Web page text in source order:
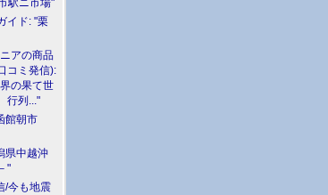
駅ニ市場"
イド: "栗
アの商品
コミ発信):
の果て世
行列..."
館朝市
県中越沖
"
/今も地震